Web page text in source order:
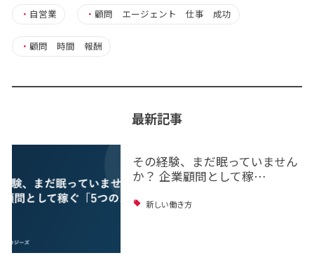
・ 自営業 ・顧問 エージェント 仕事 成功
・ 顧問 時間 報酬
最新記事
その経験、まだ眠っていません
か？ 企業顧問として稼…
新しい働き方